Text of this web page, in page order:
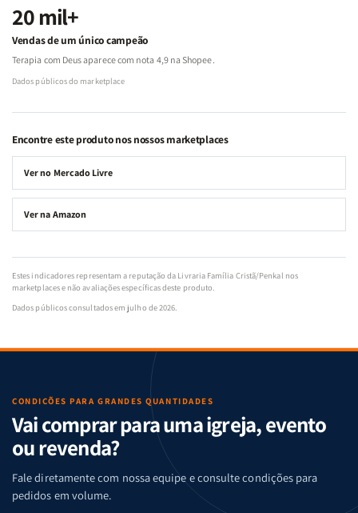
20 mil+
Vendas de um único campeão
Terapia com Deus aparece com nota 4,9 na Shopee.
Dados públicos do marketplace
Encontre este produto nos nossos marketplaces
Ver no Mercado Livre
Ver na Amazon
Estes indicadores representam a reputação da Livraria Família Cristã/Penkal nos
marketplaces e não avaliações específicas deste produto.
Dados públicos consultados em julho de 2026.
CONDIÇÕES PARA GRANDES QUANTIDADES
Vai comprar para uma igreja, evento
ou revenda?
Fale diretamente com nossa equipe e consulte condições para
pedidos em volume.